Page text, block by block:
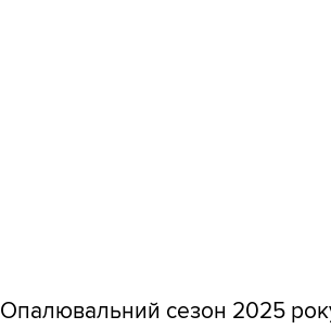
Опалювальний сезон 2025